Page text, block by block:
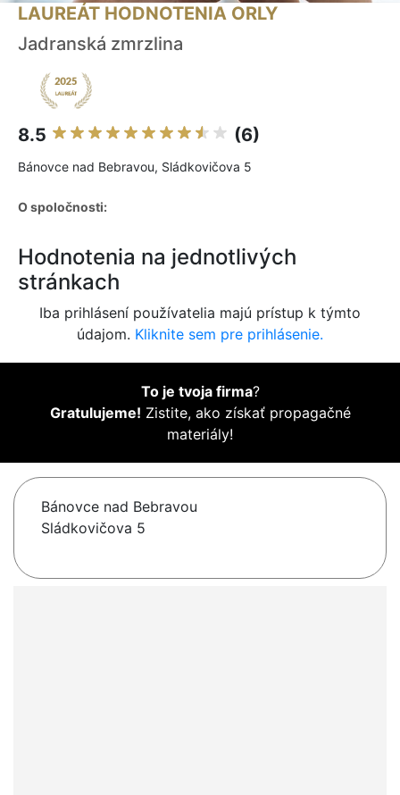
LAUREÁT HODNOTENIA ORLY
Jadranská zmrzlina
8.5 (6)
Bánovce nad Bebravou, Sládkovičova 5
O spoločnosti:
Hodnotenia na jednotlivých
stránkach
Iba prihlásení používatelia majú prístup k týmto
údajom. Kliknite sem pre prihlásenie.
To je tvoja firma?
Gratulujeme! Zistite, ako získať propagačné
materiály!
Bánovce nad Bebravou
Sládkovičova 5